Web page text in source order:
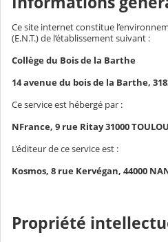
Ce site internet constitue
(E.N.T.) de l’établissement suivant :
Collège du Bois de la Barthe
14 avenue du bois de la Barthe,
Ce service est hébergé par :
NFrance, 9 rue Ritay 31000
L’éditeur de ce service est :
Kosmos, 8 rue Kervégan, 44000
Propriété